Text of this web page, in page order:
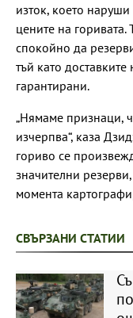
изток, което
цените на горивата.
спокойно да
тъй като
гарантирани.
„Нямаме признаци,
изчерпва“, каза
гориво се
значителни
момента
СВЪРЗАНИ СТАТИИ